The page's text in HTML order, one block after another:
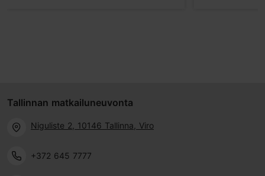
Tallinnan matkailuneuvonta
Niguliste 2, 10146 Tallinna, Viro
+372 645 7777